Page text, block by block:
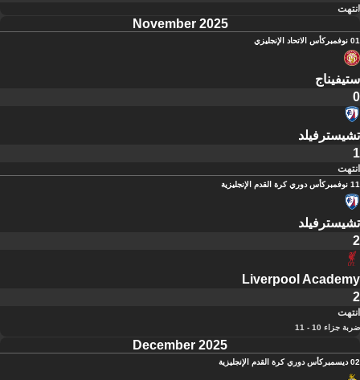
انتهت
November 2025
01 نوفمبر كأس الاتحاد الإنجليزي
ستيفيناج
0
تشيسترفيلد
1
انتهت
11 نوفمبر كأس دوري كرة القدم الإنجليزية
تشيسترفيلد
2
Liverpool Academy
2
انتهت
ضربة جزاء 10 - 11
December 2025
02 ديسمبر كأس دوري كرة القدم الإنجليزية